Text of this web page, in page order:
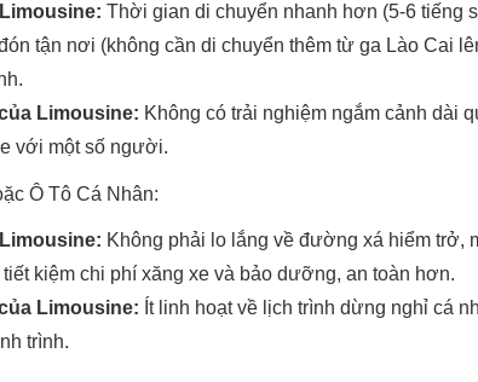
Thời gian di chuyển nhanh hơn (5-6 tiếng
tận nơi (không cần di chuyển thêm từ ga Lào Cai
Limousine: Không có trải nghiệm ngắm cảnh dài
với một số người.
Ô Tô Cá Nhân:
Không phải lo lắng về đường xá hiểm trở,
kiệm chi phí xăng xe và bảo dưỡng, an toàn hơn.
Limousine: Ít linh hoạt về lịch trình dừng nghỉ cá
trình.